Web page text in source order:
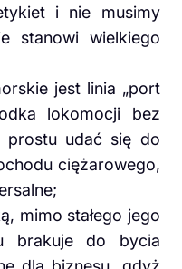
i nie musimy
stanowi wielkiego
jest linia „port
lokomocji bez
prostu udać się do
ciężarowego,
mimo stałego jego
brakuje do bycia